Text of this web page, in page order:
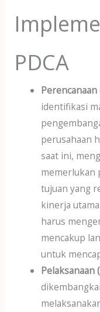
PDCA
Perencanaan
identifikasi
perusahaan
saat ini,
memerlukan
tujuan yang
kinerja
harus
mencakup
untuk
Pelaksanaan